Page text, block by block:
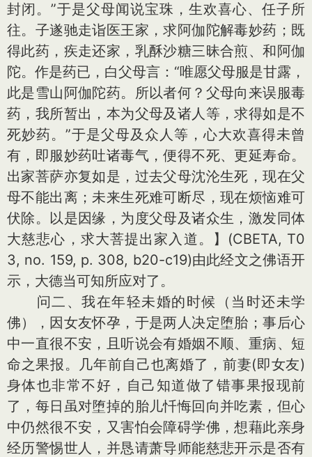
封闭。”于是父母闻说宝珠，生欢喜心、任子所
往。子遂驰走诣医王家，求阿伽陀解毒妙药；既
得此药，疾走还家，乳酥沙糖三昧合煎、和阿伽
陀。作是药已，白父母言：“唯愿父母服是甘露，
此是雪山阿伽陀药。所以者何？父母向来误服毒
药，我所暂出，本为父母及诸人等，求得如是不
死妙药。”于是父母及众人等，心大欢喜得未曾
有，即服妙药吐诸毒气，便得不死、更延寿命。
出家菩萨亦复如是，过去父母沈沦生死，现在父
母不能出离；未来生死难可断尽，现在烦恼难可
伏除。以是因缘，为度父母及诸众生，激发同体
大慈悲心，求大菩提出家入道。】(CBETA, T0
3, no. 159, p. 308, b20-c19)由此经文之佛语开
示，大德当可知所应对了。
问二、我在年轻未婚的时候（当时还未学
佛），因女友怀孕，于是两人决定堕胎；事后心
中一直很不安，且听说会有婚姻不顺、重病、短
命之果报。几年前自己也离婚了，前妻(即女友)
身体也非常不好，自己知道做了错事果报现前
了，每日虽对堕掉的胎儿忏悔回向并吃素，但心
中仍然很不安，又害怕会障碍学佛，想藉此亲身
经历警惕世人，并恳请萧导师能慈悲开示是否有